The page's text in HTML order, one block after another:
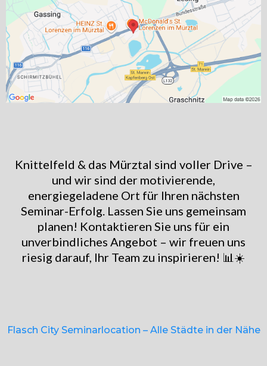
Knittelfeld & das Mürztal sind voller Drive –
und wir sind der motivierende,
energiegeladene Ort für Ihren nächsten
Seminar-Erfolg. Lassen Sie uns gemeinsam
planen! Kontaktieren Sie uns für ein
unverbindliches Angebot – wir freuen uns
riesig darauf, Ihr Team zu inspirieren! 📊☀️
Flasch City Seminarlocation – Alle Städte in der Nähe